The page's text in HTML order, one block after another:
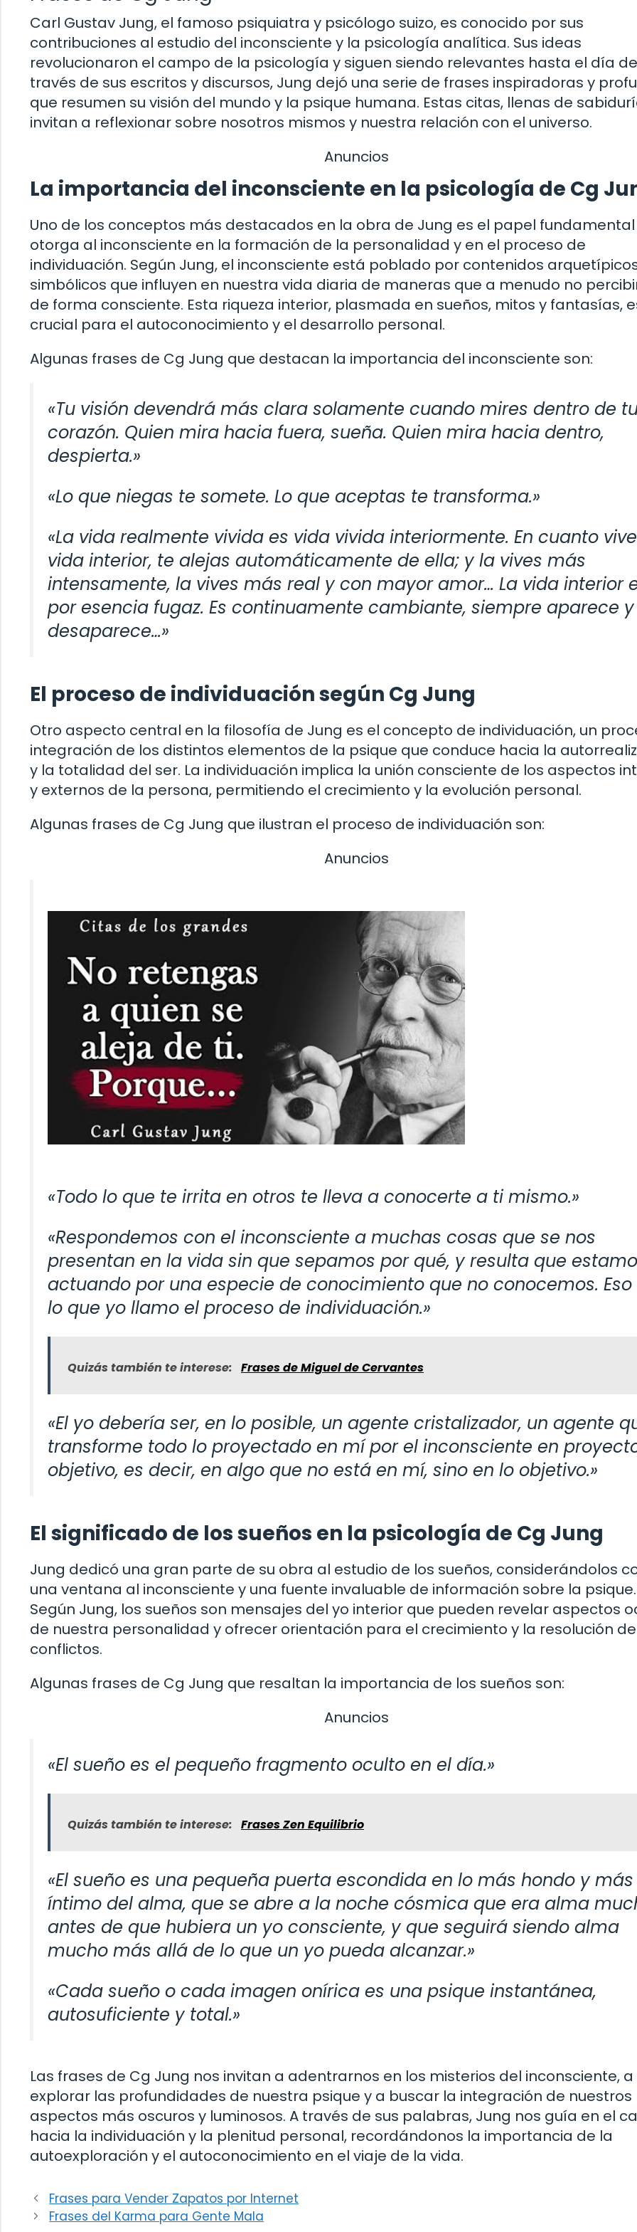
Carl Gustav Jung, el famoso psiquiatra y psicólogo suizo, es conocido por sus
contribuciones al estudio del inconsciente y la psicología analítica. Sus ideas
revolucionaron el campo de la psicología y siguen siendo relevantes hasta el día
través de sus escritos y discursos, Jung dejó una serie de frases inspiradoras y
que resumen su visión del mundo y la psique humana. Estas citas, llenas de
invitan a reflexionar sobre nosotros mismos y nuestra relación con el universo.
Anuncios
La importancia del inconsciente en la psicología de Cg
Uno de los conceptos más destacados en la obra de Jung es el papel
otorga al inconsciente en la formación de la personalidad y en el proceso de
individuación. Según Jung, el inconsciente está poblado por contenidos
simbólicos que influyen en nuestra vida diaria de maneras que a menudo no
de forma consciente. Esta riqueza interior, plasmada en sueños, mitos y fantasías,
crucial para el autoconocimiento y el desarrollo personal.
Algunas frases de Cg Jung que destacan la importancia del inconsciente son:
«Tu visión devendrá más clara solamente cuando mires dentro de
corazón. Quien mira hacia fuera, sueña. Quien mira hacia dentro,
despierta.»
«Lo que niegas te somete. Lo que aceptas te transforma.»
«La vida realmente vivida es vida vivida interiormente. En cuanto
vida interior, te alejas automáticamente de ella; y la vives más
intensamente, la vives más real y con mayor amor… La vida interior
por esencia fugaz. Es continuamente cambiante, siempre aparece y
desaparece…»
El proceso de individuación según Cg Jung
Otro aspecto central en la filosofía de Jung es el concepto de individuación, un
integración de los distintos elementos de la psique que conduce hacia la
y la totalidad del ser. La individuación implica la unión consciente de los aspectos
y externos de la persona, permitiendo el crecimiento y la evolución personal.
Algunas frases de Cg Jung que ilustran el proceso de individuación son:
Anuncios
«Todo lo que te irrita en otros te lleva a conocerte a ti mismo.»
«Respondemos con el inconsciente a muchas cosas que se nos
presentan en la vida sin que sepamos por qué, y resulta que
actuando por una especie de conocimiento que no conocemos. Eso
lo que yo llamo el proceso de individuación.»
Quizás también te interese: Frases de Miguel de Cervantes
«El yo debería ser, en lo posible, un agente cristalizador, un agente
transforme todo lo proyectado en mí por el inconsciente en
objetivo, es decir, en algo que no está en mí, sino en lo objetivo.»
El significado de los sueños en la psicología de Cg Jung
Jung dedicó una gran parte de su obra al estudio de los sueños, considerándolos
una ventana al inconsciente y una fuente invaluable de información sobre la psique.
Según Jung, los sueños son mensajes del yo interior que pueden revelar aspectos
de nuestra personalidad y ofrecer orientación para el crecimiento y la resolución de
conflictos.
Algunas frases de Cg Jung que resaltan la importancia de los sueños son:
Anuncios
«El sueño es el pequeño fragmento oculto en el día.»
Quizás también te interese: Frases Zen Equilibrio
«El sueño es una pequeña puerta escondida en lo más hondo y más
íntimo del alma, que se abre a la noche cósmica que era alma
antes de que hubiera un yo consciente, y que seguirá siendo alma
mucho más allá de lo que un yo pueda alcanzar.»
«Cada sueño o cada imagen onírica es una psique instantánea,
autosuficiente y total.»
Las frases de Cg Jung nos invitan a adentrarnos en los misterios del inconsciente, a
explorar las profundidades de nuestra psique y a buscar la integración de nuestros
aspectos más oscuros y luminosos. A través de sus palabras, Jung nos guía en el
hacia la individuación y la plenitud personal, recordándonos la importancia de la
autoexploración y el autoconocimiento en el viaje de la vida.
Frases para Vender Zapatos por Internet
Frases del Karma para Gente Mala